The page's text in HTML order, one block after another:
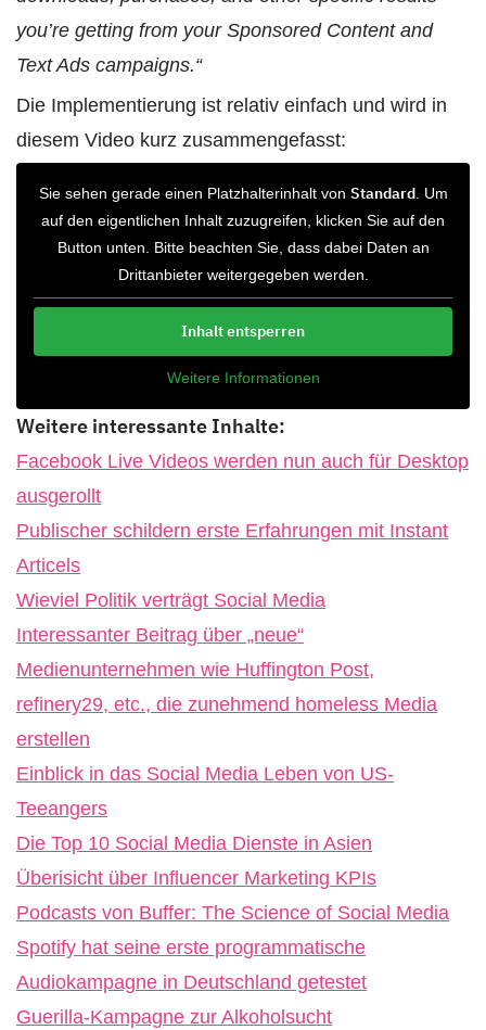
you’re getting from your Sponsored Content and
Text Ads campaigns.“
Die Implementierung ist relativ einfach und wird in
diesem Video kurz zusammengefasst:
Sie sehen gerade einen Platzhalterinhalt von Standard. Um
auf den eigentlichen Inhalt zuzugreifen, klicken Sie auf den
Button unten. Bitte beachten Sie, dass dabei Daten an
Drittanbieter weitergegeben werden.
Inhalt entsperren
Weitere Informationen
Weitere interessante Inhalte:
Facebook Live Videos werden nun auch für Desktop
ausgerollt
Publischer schildern erste Erfahrungen mit Instant
Articels
Wieviel Politik verträgt Social Media
Interessanter Beitrag über „neue“
Medienunternehmen wie Huffington Post,
refinery29, etc., die zunehmend homeless Media
erstellen
Einblick in das Social Media Leben von US-
Teeangers
Die Top 10 Social Media Dienste in Asien
Überisicht über Influencer Marketing KPIs
Podcasts von Buffer: The Science of Social Media
Spotify hat seine erste programmatische
Audiokampagne in Deutschland getestet
Guerilla-Kampagne zur Alkoholsucht